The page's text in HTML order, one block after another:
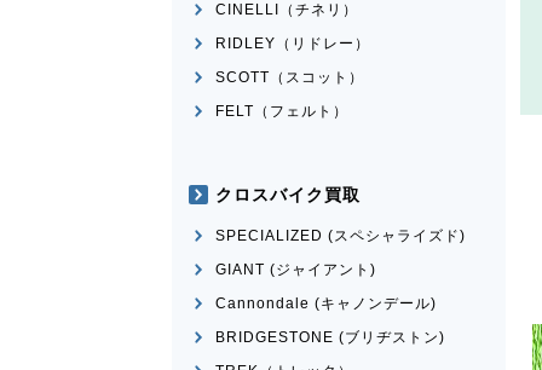
CINELLI（チネリ）
RIDLEY（リドレー）
SCOTT（スコット）
FELT（フェルト）
クロスバイク買取
SPECIALIZED (スペシャライズド)
GIANT (ジャイアント)
Cannondale (キャノンデール)
BRIDGESTONE (ブリヂストン)